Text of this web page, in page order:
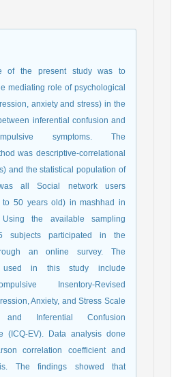
of the present study was to
mediating role of psychological
anxiety and stress) in the
inferential confusion and
symptoms. The
was descriptive-correlational
and the statistical population of
all Social network users
to 50 years old) in mashhad in
the available sampling
subjects participated in the
an online survey. The
used in this study include
Insentory-Revised
Anxiety, and Stress Scale
and Inferential Confusion
(ICQ-EV). Data analysis done
correlation coefficient and
The findings showed that